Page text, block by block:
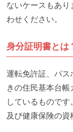
ないケースもあり
わせください。
身分証明書とは
運転免許証、パス
きの住民基本台
しているもので
及び健康保険の資